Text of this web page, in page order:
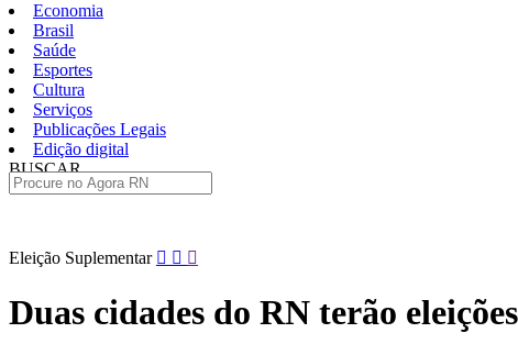
Economia
Brasil
Saúde
Esportes
Cultura
Serviços
Publicações Legais
Edição digital
BUSCAR
Pular
conteúdo
Eleição Suplementar
Duas cidades do RN terão